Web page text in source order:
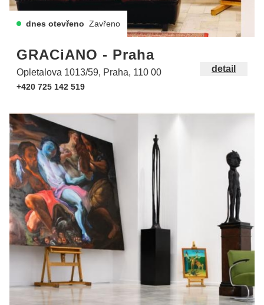
dnes otevřeno Zavřeno
GRACiANO - Praha
Opletalova 1013/59, Praha, 110 00
+420 725 142 519
detail